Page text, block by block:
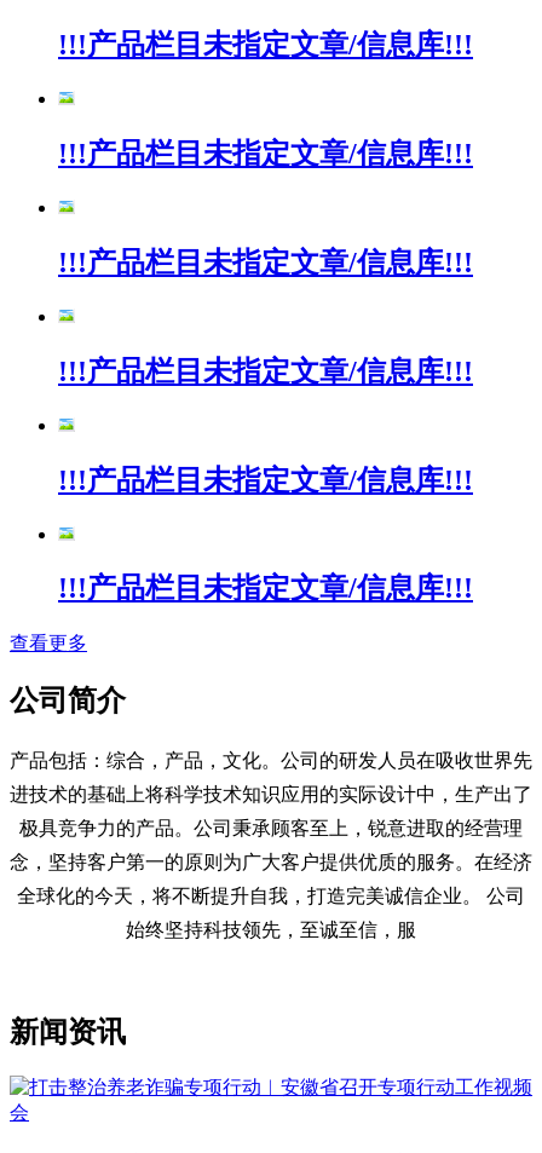
!!!产品栏目未指定文章/信息库!!!
!!!产品栏目未指定文章/信息库!!!
!!!产品栏目未指定文章/信息库!!!
!!!产品栏目未指定文章/信息库!!!
!!!产品栏目未指定文章/信息库!!!
!!!产品栏目未指定文章/信息库!!!
查看更多
公司简介
产品包括：综合，产品，文化。公司的研发人员在吸收世界先
进技术的基础上将科学技术知识应用的实际设计中，生产出了
极具竞争力的产品。公司秉承顾客至上，锐意进取的经营理
念，坚持客户第一的原则为广大客户提供优质的服务。在经济
全球化的今天，将不断提升自我，打造完美诚信企业。 公司
始终坚持科技领先，至诚至信，服
新闻资讯